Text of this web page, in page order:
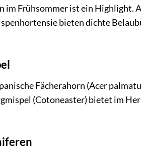
Frühsommer ist ein Highlight.
bieten dichte
Fächerahorn (Acer
(Cotoneaster) bietet im